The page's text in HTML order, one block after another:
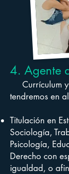
4. Agente
Currículum y
tendremos en
Titulación en
Sociología,
Psicología,
Derecho con
igualdad, o